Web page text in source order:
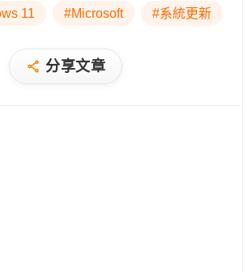
11 #Microsoft #系統更新
分享文章